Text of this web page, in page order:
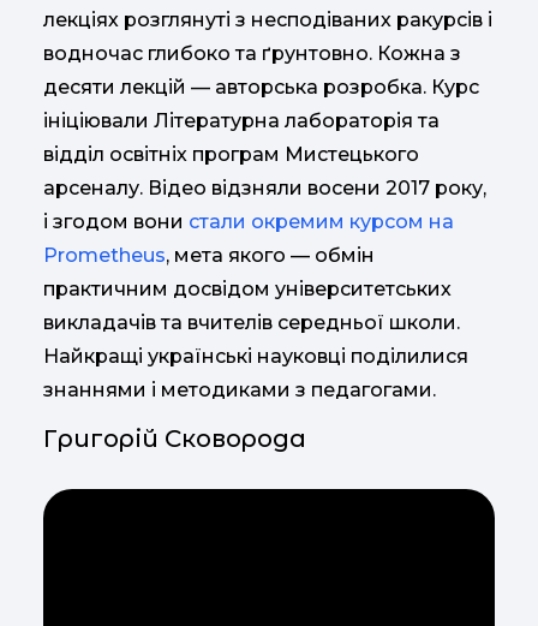
лекціях розглянуті з несподіваних ракурсів і
водночас глибоко та ґрунтовно. Кожна з
десяти лекцій — авторська розробка. Курс
ініціювали Літературна лабораторія та
відділ освітніх програм Мистецького
арсеналу. Відео відзняли восени 2017 року,
і згодом вони стали окремим курсом на
Prometheus, мета якого — обмін
практичним досвідом університетських
викладачів та вчителів середньої школи.
Найкращі українські науковці поділилися
знаннями і методиками з педагогами.
Григорій Сковорода